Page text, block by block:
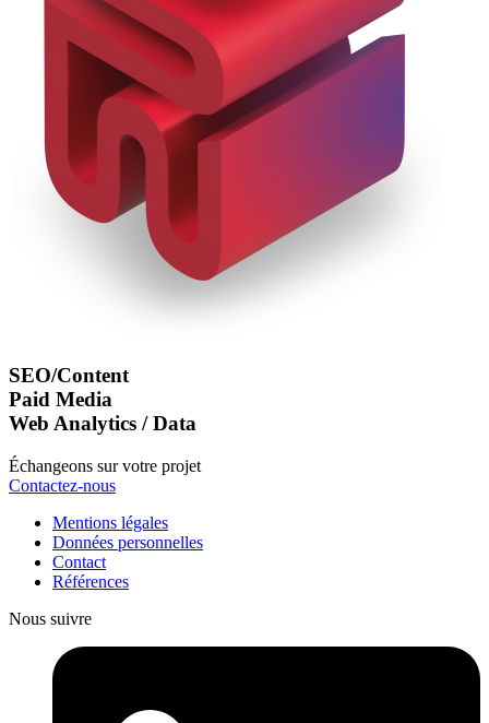
SEO/Content
Paid Media
Web Analytics / Data
Échangeons sur votre projet
Contactez-nous
Mentions légales
Données personnelles
Contact
Références
Nous suivre